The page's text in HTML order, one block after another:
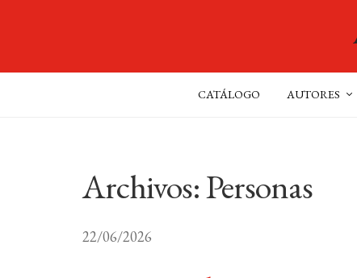
CATÁLOGO AUTORES
Archivos:Personas
22/06/2026